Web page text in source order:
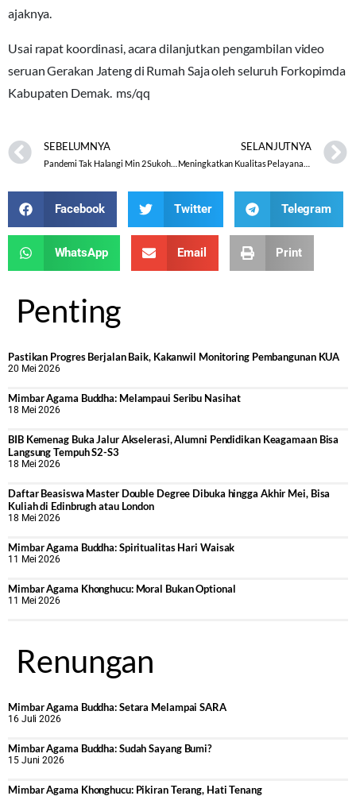
ajaknya.
Usai rapat koordinasi, acara dilanjutkan pengambilan video
seruan Gerakan Jateng di Rumah Saja oleh seluruh Forkopimda
Kabupaten Demak. ms/qq
SEBELUMNYA
Pandemi Tak Halangi Min 2 Sukoharjo Galang Dana Peduli Bencana
SELANJUTNYA
Facebook Twitter Telegram
WhatsApp Email Print
Penting
Pastikan Progres Berjalan Baik, Kakanwil Monitoring Pembangunan KUA
20 Mei 2026
Mimbar Agama Buddha: Melampaui Seribu Nasihat
18 Mei 2026
BIB Kemenag Buka Jalur Akselerasi, Alumni Pendidikan Keagamaan Bisa
Langsung Tempuh S2-S3
18 Mei 2026
Daftar Beasiswa Master Double Degree Dibuka hingga Akhir Mei, Bisa
Kuliah di Edinbrugh atau London
18 Mei 2026
Mimbar Agama Buddha: Spiritualitas Hari Waisak
11 Mei 2026
Mimbar Agama Khonghucu: Moral Bukan Optional
11 Mei 2026
Renungan
Mimbar Agama Buddha: Setara Melampai SARA
16 Juli 2026
Mimbar Agama Buddha: Sudah Sayang Bumi?
15 Juni 2026
Mimbar Agama Khonghucu: Pikiran Terang, Hati Tenang